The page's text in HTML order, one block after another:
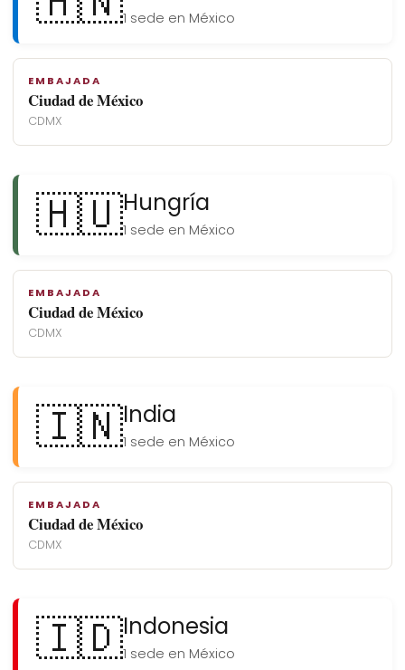
1 sede en México
EMBAJADA
Ciudad de México
CDMX
🇭🇺Hungría
1 sede en México
EMBAJADA
Ciudad de México
CDMX
🇮🇳India
1 sede en México
EMBAJADA
Ciudad de México
CDMX
🇮🇩Indonesia
1 sede en México